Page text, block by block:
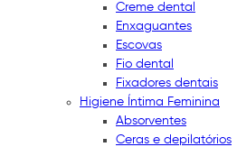
Creme dental
Enxaguantes
Escovas
Fio dental
Fixadores dentais
Higiene Íntima Feminina
Absorventes
Ceras e depilatórios